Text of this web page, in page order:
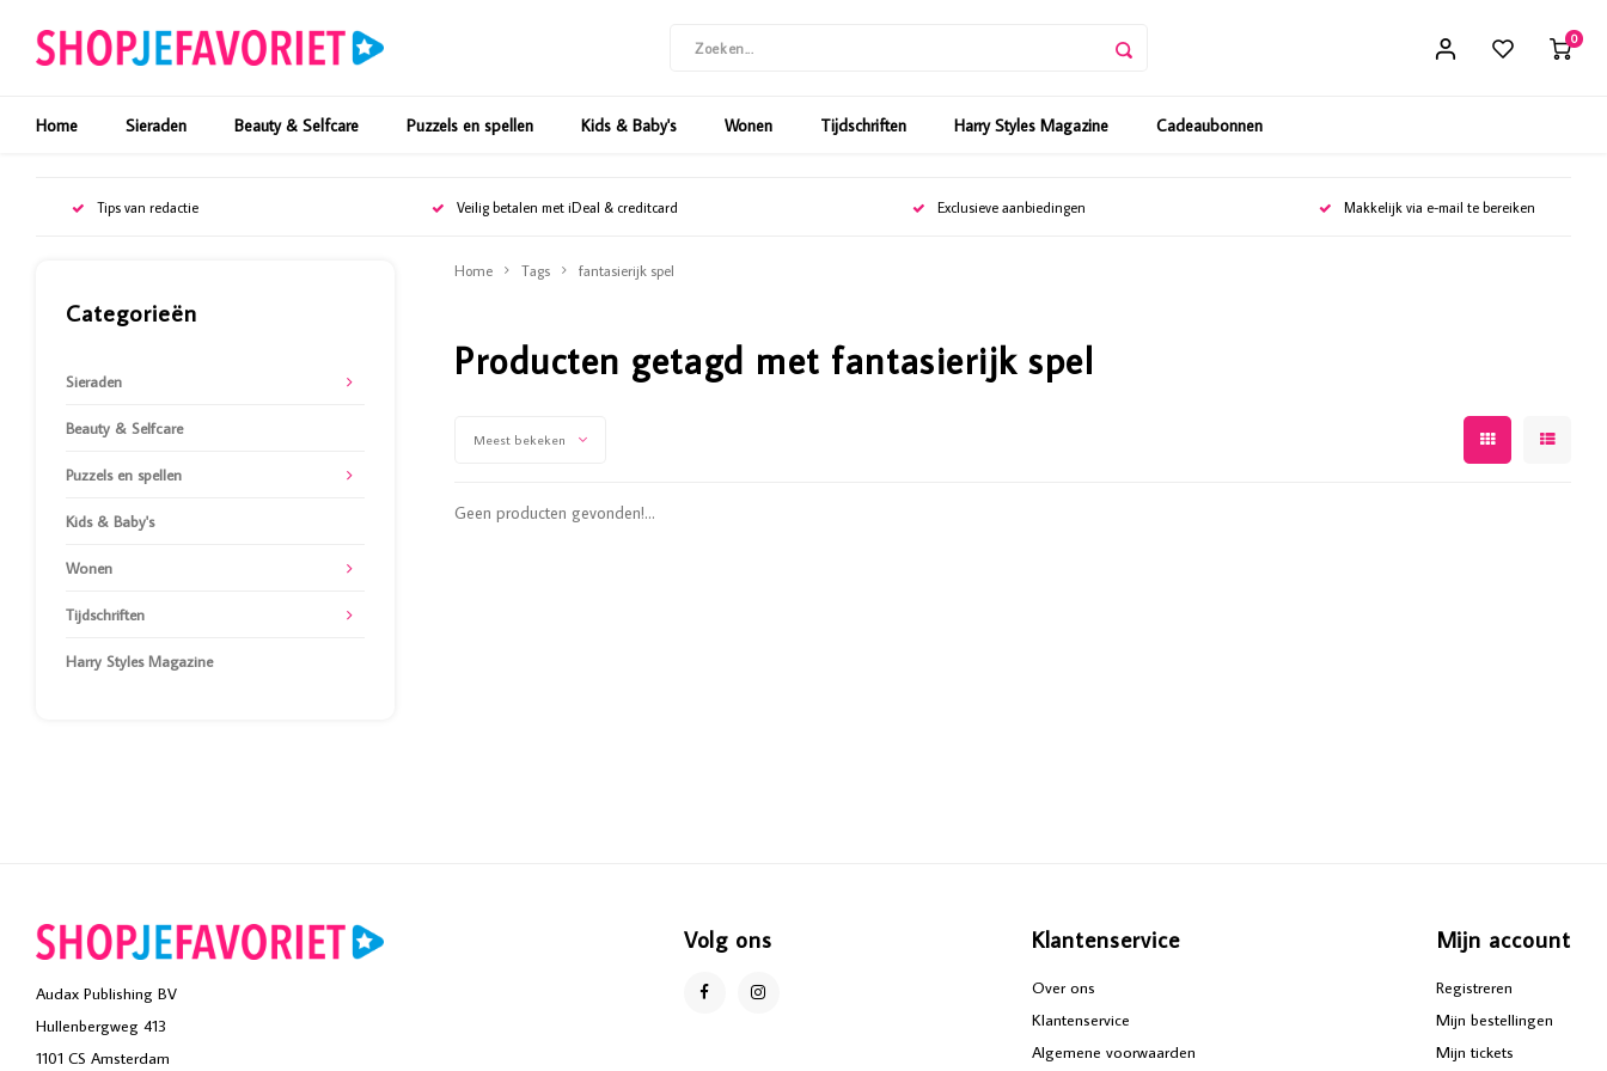
0
Home Sieraden Beauty & Selfcare Puzzels en spellen Kids & Baby's Wonen Tijdschriften Harry Styles Magazine Cadeaubonnen
Tips van redactie Veilig betalen met iDeal & creditcard Exclusieve aanbiedingen Makkelijk via e-mail te bereiken
Categorieën
Sieraden
Beauty & Selfcare
Puzzels en spellen
Kids & Baby's
Wonen
Tijdschriften
Harry Styles Magazine
Home Tags fantasierijk spel
Producten getagd met fantasierijk spel
Meest bekeken
Geen producten gevonden!...
Audax Publishing BV
Hullenbergweg 413
1101 CS Amsterdam
Volg ons Klantenservice
Over ons
Klantenservice
Algemene voorwaarden
Mijn account
Registreren
Mijn bestellingen
Mijn tickets